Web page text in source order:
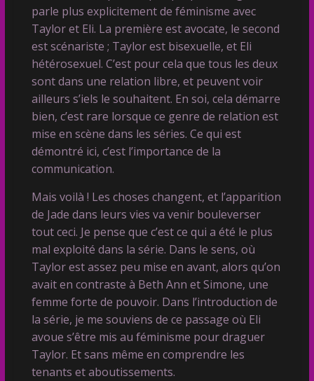
parle plus explicitement de féminisme avec
Taylor et Eli. La première est avocate, le second
est scénariste ; Taylor est bisexuelle, et Eli
hétérosexuel. C’est pour cela que tous les deux
sont dans une relation libre, et peuvent voir
ailleurs s’iels le souhaitent. En soi, cela démarre
bien, c’est rare lorsque ce genre de relation est
mise en scène dans les séries. Ce qui est
démontré ici, c’est l’importance de la
communication.
Mais voilà ! Les choses changent, et l’apparition
de Jade dans leurs vies va venir bouleverser
tout ceci. Je pense que c’est ce qui a été le plus
mal exploité dans la série. Dans le sens, où
Taylor est assez peu mise en avant, alors qu’on
avait en contraste à Beth Ann et Simone, une
femme forte de pouvoir. Dans l’introduction de
la série, je me souviens de ce passage où Eli
avoue s’être mis au féminisme pour draguer
Taylor. Et sans même en comprendre les
tenants et aboutissements.